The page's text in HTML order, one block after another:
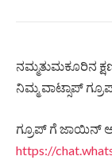
ನಮ್ಮತುಮಕೂರಿನ
ನಿಮ್ಮ ವಾಟ್ಸಾಪ್
ಗ್ರೂಪ್ ಗೆ ಜಾಯಿನ್
https://